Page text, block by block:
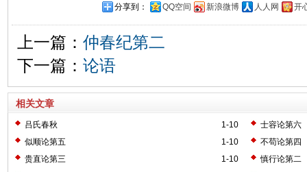
分享到： QQ空间 新浪微博 人人网 开
上一篇： 仲春纪第二
下一篇： 论语
相关文章
1-10
吕氏春秋
士容论第六
1-10
似顺论第五
不苟论第四
1-10
贵直论第三
慎行论第二